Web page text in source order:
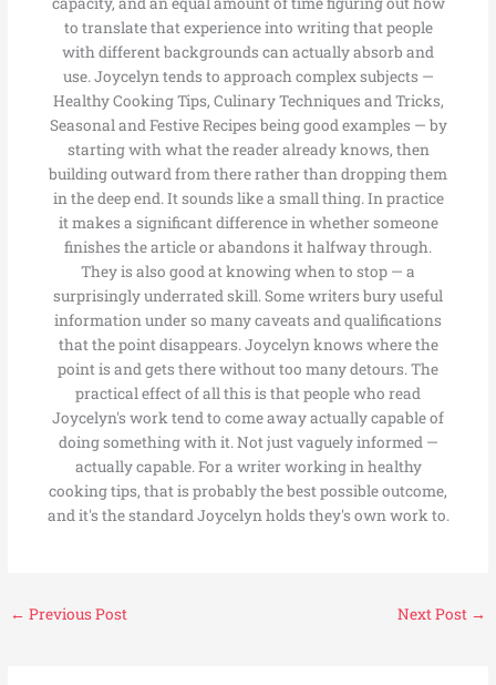
to translate that experience into writing that people
with different backgrounds can actually absorb and
use. Joycelyn tends to approach complex subjects —
Healthy Cooking Tips, Culinary Techniques and Tricks,
Seasonal and Festive Recipes being good examples — by
starting with what the reader already knows, then
building outward from there rather than dropping them
in the deep end. It sounds like a small thing. In practice
it makes a significant difference in whether someone
finishes the article or abandons it halfway through.
They is also good at knowing when to stop — a
surprisingly underrated skill. Some writers bury useful
information under so many caveats and qualifications
that the point disappears. Joycelyn knows where the
point is and gets there without too many detours. The
practical effect of all this is that people who read
Joycelyn's work tend to come away actually capable of
doing something with it. Not just vaguely informed —
actually capable. For a writer working in healthy
cooking tips, that is probably the best possible outcome,
and it's the standard Joycelyn holds they's own work to.
← Previous Post Next Post →